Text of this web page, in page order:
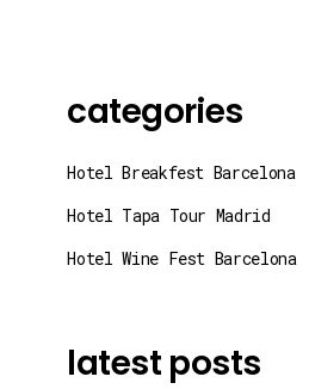
categories
Hotel Breakfest Barcelona
Hotel Tapa Tour Madrid
Hotel Wine Fest Barcelona
latest posts